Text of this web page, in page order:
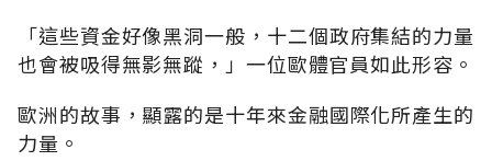
「這些資金好像黑洞一般，十二個政府集結的力量
也會被吸得無影無蹤，」一位歐體官員如此形容。
歐洲的故事，顯露的是十年來金融國際化所產生的
力量。